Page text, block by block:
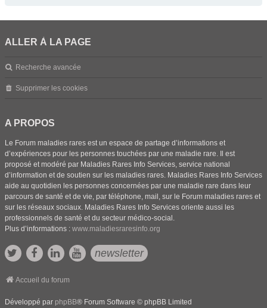
ALLER À LA PAGE
Recherche avancée
Supprimer les cookies
A PROPOS
Le Forum maladies rares est un espace de partage d’informations et
d’expériences pour les personnes touchées par une maladie rare. Il est
proposé et modéré par Maladies Rares Info Services, service national
d’information et de soutien sur les maladies rares. Maladies Rares Info Services
aide au quotidien les personnes concernées par une maladie rare dans leur
parcours de santé et de vie, par téléphone, mail, sur le Forum maladies rares et
sur les réseaux sociaux. Maladies Rares Info Services oriente aussi les
professionnels de santé et du secteur médico-social.
Plus d’informations : www.maladiesraresinfo.org
newsletter
Accueil du forum
Développé par phpBB® Forum Software © phpBB Limited